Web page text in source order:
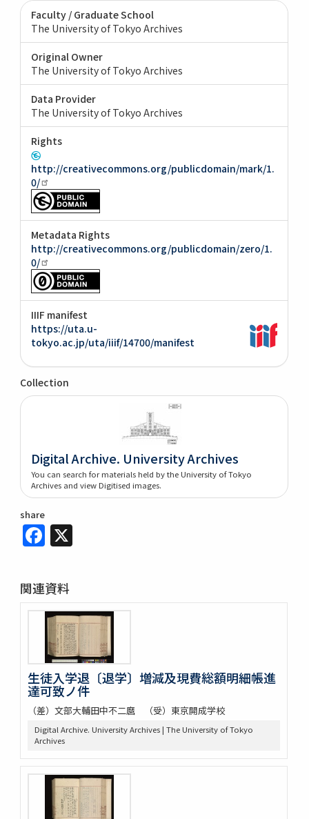
Faculty / Graduate School
The University of Tokyo Archives
Original Owner
The University of Tokyo Archives
Data Provider
The University of Tokyo Archives
Rights
http://creativecommons.org/publicdomain/mark/1.
0/
Metadata Rights
http://creativecommons.org/publicdomain/zero/1.
0/
IIIF manifest
https://uta.u-
tokyo.ac.jp/uta/iiif/14700/manifest
Collection
Digital Archive. University Archives
You can search for materials held by the University of Tokyo
Archives and view Digitised images.
share
Facebook
関連資料
生徒入学退〔退学〕増減及現費総額明細帳進
達可致ノ件
（差）文部大輔田中不二麿 （受）東京開成学校
Digital Archive. University Archives | The University of Tokyo
Archives